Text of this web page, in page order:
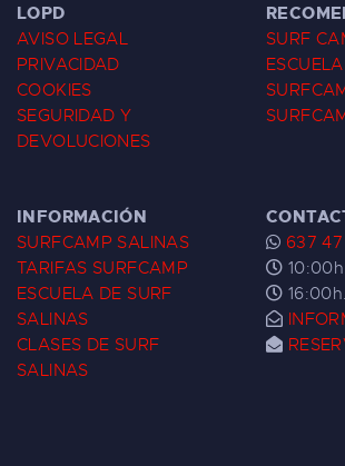
LOPD
AVISO LEGAL
PRIVACIDAD
COOKIES
SEGURIDAD Y
DEVOLUCIONES
SURF
INFORMACIÓN
SURFCAMP SALINAS
TARIFAS SURFCAMP
ESCUELA DE SURF
SALINAS
CLASES DE SURF
SALINAS
637